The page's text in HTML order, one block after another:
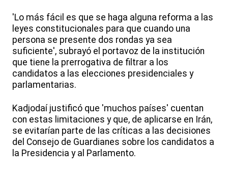
'Lo más fácil es que se haga alguna reforma a las
leyes constitucionales para que cuando una
persona se presente dos rondas ya sea
suficiente', subrayó el portavoz de la institución
que tiene la prerrogativa de filtrar a los
candidatos a las elecciones presidenciales y
parlamentarias.
Kadjodaí justificó que 'muchos países' cuentan
con estas limitaciones y que, de aplicarse en Irán,
se evitarían parte de las críticas a las decisiones
del Consejo de Guardianes sobre los candidatos a
la Presidencia y al Parlamento.